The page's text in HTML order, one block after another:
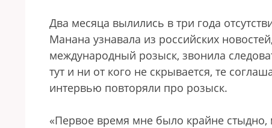
Два месяца вылились в три года
Манана узнавала из российских
международный розыск, звонила
тут и ни от кого не скрывается, те
интервью повторяли про розыск.
«Первое время мне было крайне стыдно,